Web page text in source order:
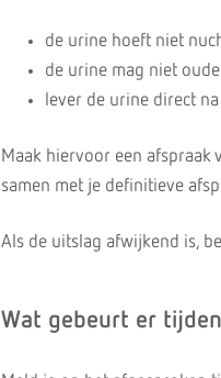
de urine hoeft niet
de urine mag niet
lever de urine direct
Maak hiervoor een afspraak
samen met je definitieve
Als de uitslag afwijkend is,
Wat gebeurt er